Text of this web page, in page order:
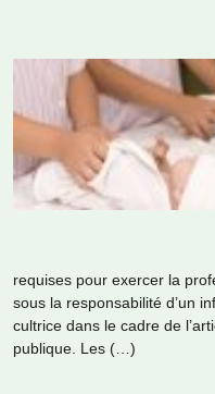
requi­ses pour exer­cer la
sous la res­pon­sa­bi­lité d’un
cultrice dans le cadre de
publi­que. Les (…)